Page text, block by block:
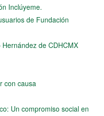
Inclúyeme.
de Fundación
de CDHCMX
con causa
Un compromiso social en